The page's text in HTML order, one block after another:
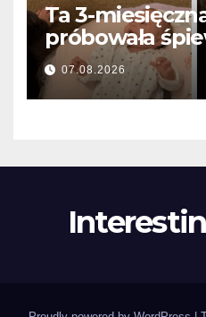
Ta 3-
próbowała
i roztopiła
07.08.2026